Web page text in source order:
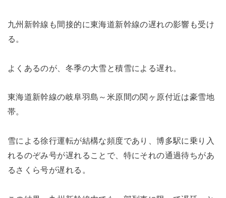
九州新幹線も間接的に東海道新幹線の遅れの影響も受け
る。
よくあるのが、冬季の大雪と積雪による遅れ。
東海道新幹線の岐阜羽島～米原間の関ヶ原付近は豪雪地
帯。
雪による徐行運転が結構な頻度であり、博多駅に乗り入
れるのぞみ号が遅れることで、特にそれの通過待ちがあ
るさくら号が遅れる。